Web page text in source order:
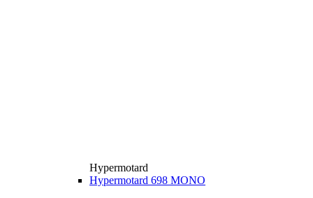
Hypermotard
Hypermotard 698 MONO